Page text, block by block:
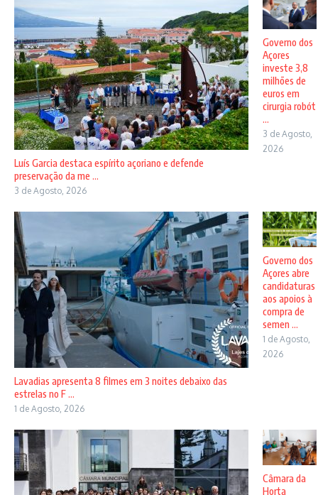
Luís Garcia destaca espírito açoriano e defende
preservação da me ...
3 de Agosto, 2026
Governo dos
Açores
investe 3,8
milhões de
euros em
cirurgia robót
...
3 de Agosto,
2026
Lavadias apresenta 8 filmes em 3 noites debaixo das
estrelas no F ...
1 de Agosto, 2026
Governo dos
Açores abre
candidaturas
aos apoios à
compra de
semen ...
1 de Agosto,
2026
Câmara da
Horta